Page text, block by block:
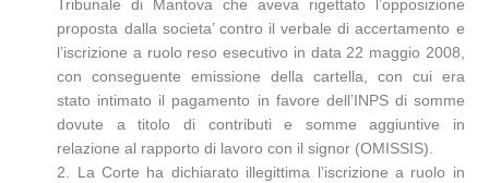
Tribunale di Mantova che aveva rigettato l’opposizione
proposta dalla societa’ contro il verbale di accertamento e
l’iscrizione a ruolo reso esecutivo in data 22 maggio 2008,
con conseguente emissione della cartella, con cui era
stato intimato il pagamento in favore dell’INPS di somme
dovute a titolo di contributi e somme aggiuntive in
relazione al rapporto di lavoro con il signor (OMISSIS).
2. La Corte ha dichiarato illegittima l’iscrizione a ruolo in